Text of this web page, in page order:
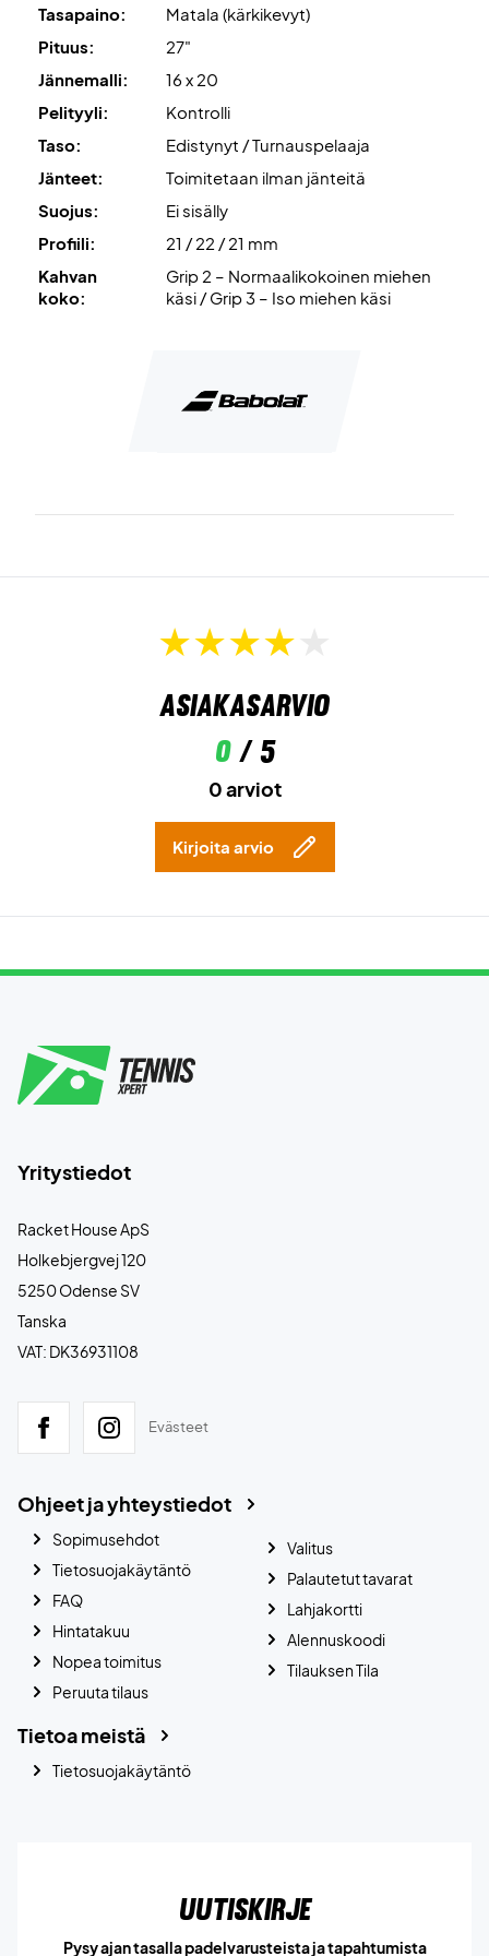
Tasapaino:
Matala (kärkikevyt)
Pituus:
27"
Jännemalli:
16 x 20
Pelityyli:
Kontrolli
Taso:
Edistynyt / Turnauspelaaja
Jänteet:
Toimitetaan ilman jänteitä
Suojus:
Ei sisälly
Profiili:
21 / 22 / 21 mm
Kahvan
koko:
Grip 2 – Normaalikokoinen miehen
käsi / Grip 3 – Iso miehen käsi
Asiakasarvio
0/ 5
0 arviot
Kirjoita arvio
Yritystiedot
Racket House ApS
Holkebjergvej 120
5250 Odense SV
Tanska
VAT: DK36931108
Evästeet
Ohjeet ja yhteystiedot
Sopimusehdot
Tietosuojakäytäntö
FAQ
Hintatakuu
Nopea toimitus
Peruuta tilaus
Valitus
Palautetut tavarat
Lahjakortti
Alennuskoodi
Tilauksen Tila
Tietoa meistä
Tietosuojakäytäntö
Uutiskirje
Pysy ajan tasalla padelvarusteista ja tapahtumista